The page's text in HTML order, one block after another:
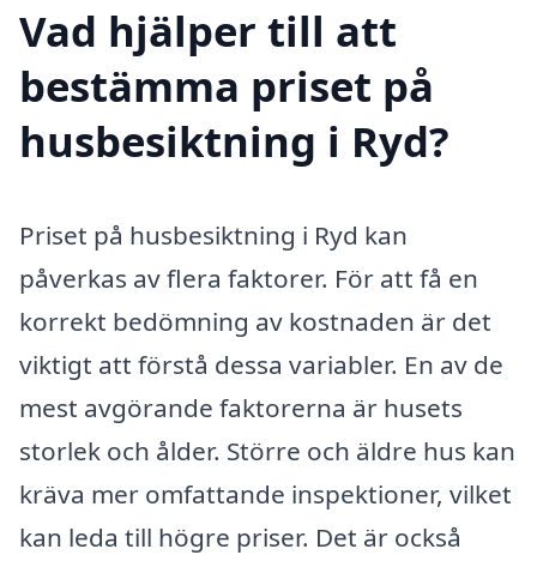
Vad hjälper till att
bestämma priset på
husbesiktning i Ryd?
Priset på husbesiktning i Ryd kan
påverkas av flera faktorer. För att få en
korrekt bedömning av kostnaden är det
viktigt att förstå dessa variabler. En av de
mest avgörande faktorerna är husets
storlek och ålder. Större och äldre hus kan
kräva mer omfattande inspektioner, vilket
kan leda till högre priser. Det är också